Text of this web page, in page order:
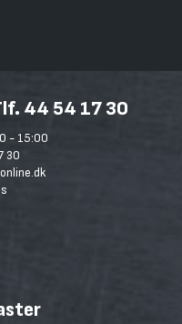
44 54 17 30
- 15:00
30